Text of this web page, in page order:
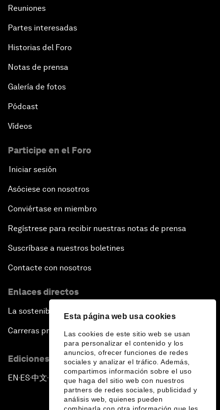
Esta página web usa cookies
Las cookies de este sitio web se usan
para personalizar el contenido y los
anuncios, ofrecer funciones de redes
sociales y analizar el tráfico. Además,
compartimos información sobre el uso
que haga del sitio web con nuestros
partners de redes sociales, publicidad y
análisis web, quienes pueden
Reuniones
Partes interesadas
Historias del Foro
Notas de prensa
Galería de fotos
Pódcast
Vídeos
Participe en el Foro
Iniciar sesión
Asóciese con nosotros
Conviértase en miembro
Regístrese para recibir nuestras notas de prensa
Suscríbase a nuestros boletines
Contacte con nosotros
Enlaces directos
La sostenibilidad en el Foro
Carreras profesionales
Ediciones en otros idiomas
EN ▪ES▪中文▪ 日本語